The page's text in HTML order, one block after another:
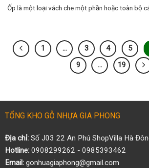
Ốp là một loại vách che một phần hoặc toàn bộ
1 … 3 4 5
9
… 19
TỔNG KHO GỖ NHỰA GIA PHONG
Địa chỉ:Số J03 22 An Phú ShopVilla Hà
Hotline:0908299262 - 0985393462
Email:gonhuagiaphong@gmail.com